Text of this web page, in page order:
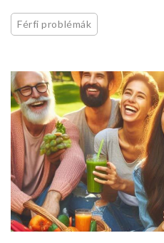
Férfi problémák